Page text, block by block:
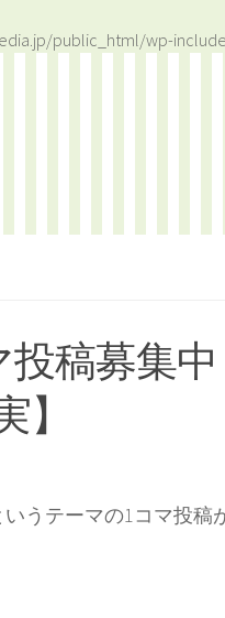
public_html/wp-
稿募集
うテーマの1コマ投稿